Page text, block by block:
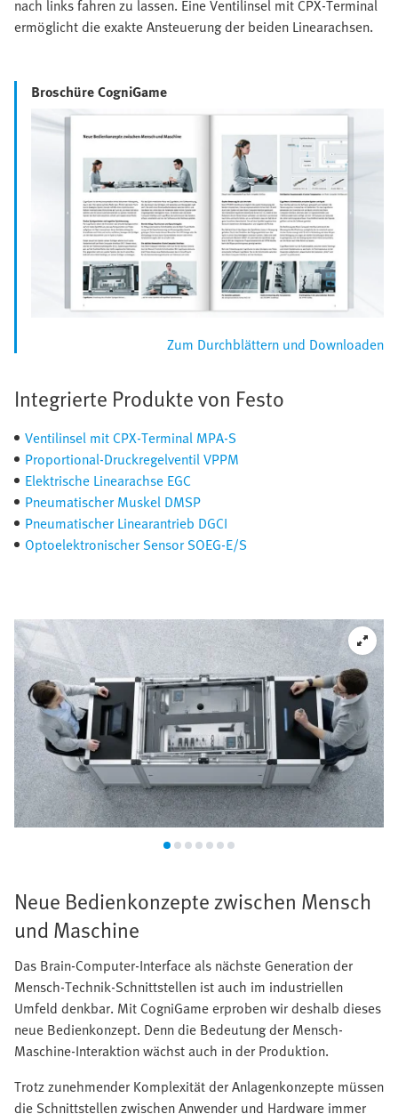
nach links fahren zu lassen. Eine Ventilinsel mit CPX-Terminal
ermöglicht die exakte Ansteuerung der beiden Linearachsen.
Broschüre CogniGame
Zum Durchblättern und Downloaden
Integrierte Produkte von Festo
Ventilinsel mit CPX-Terminal MPA-S
Proportional-Druckregelventil VPPM
Elektrische Linearachse EGC
Pneumatischer Muskel DMSP
Pneumatischer Linearantrieb DGCI
Optoelektronischer Sensor SOEG-E/S
Neue Bedienkonzepte zwischen Mensch
und Maschine
Das Brain-Computer-Interface als nächste Generation der
Mensch-Technik-Schnittstellen ist auch im industriellen
Umfeld denkbar. Mit CogniGame erproben wir deshalb dieses
neue Bedienkonzept. Denn die Bedeutung der Mensch-
Maschine-Interaktion wächst auch in der Produktion.
Trotz zunehmender Komplexität der Anlagenkonzepte müssen
die Schnittstellen zwischen Anwender und Hardware immer